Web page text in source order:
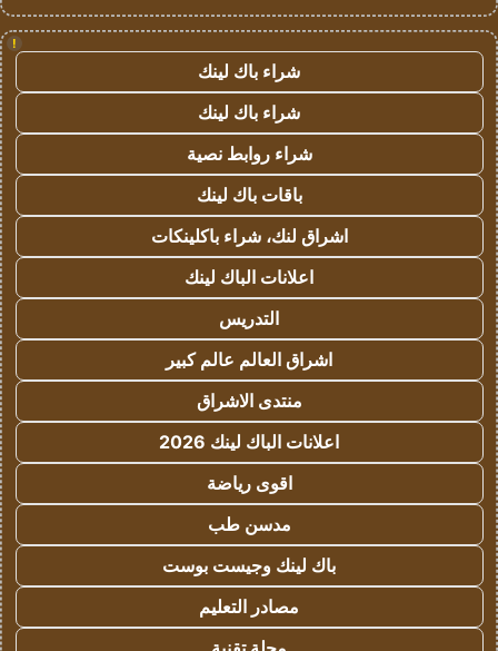
!
شراء باك لينك
شراء باك لينك
شراء روابط نصية
باقات باك لينك
اشراق لنك، شراء باكلينكات
اعلانات الباك لينك
التدريس
اشراق العالم عالم كبير
منتدى الاشراق
اعلانات الباك لينك 2026
اقوى رياضة
مدسن طب
باك لينك وجيست بوست
مصادر التعليم